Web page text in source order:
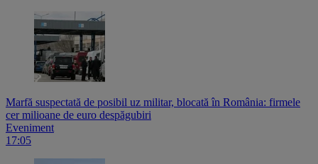
Marfă suspectată de posibil uz militar, blocată în România: firmele
cer milioane de euro despăgubiri
Eveniment
17:05